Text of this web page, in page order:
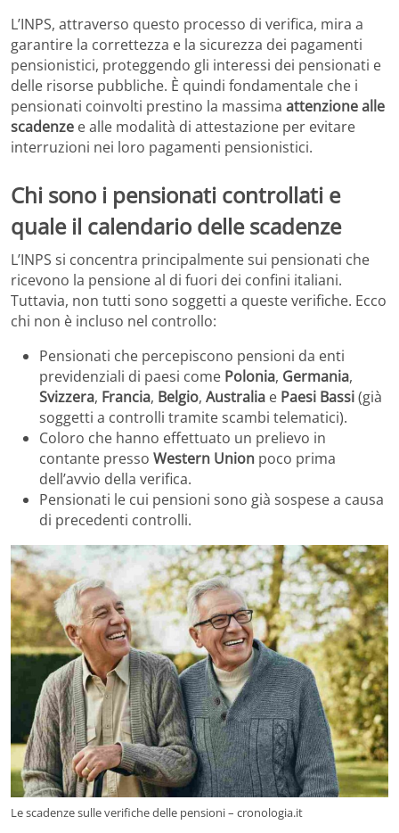
L’INPS, attraverso questo processo di verifica, mira a
garantire la correttezza e la sicurezza dei pagamenti
pensionistici, proteggendo gli interessi dei pensionati e
delle risorse pubbliche. È quindi fondamentale che i
pensionati coinvolti prestino la massima attenzione alle
scadenze e alle modalità di attestazione per evitare
interruzioni nei loro pagamenti pensionistici.
Chi sono i pensionati controllati e
quale il calendario delle scadenze
L’INPS si concentra principalmente sui pensionati che
ricevono la pensione al di fuori dei confini italiani.
Tuttavia, non tutti sono soggetti a queste verifiche. Ecco
chi non è incluso nel controllo:
Pensionati che percepiscono pensioni da enti
previdenziali di paesi come Polonia, Germania,
Svizzera, Francia, Belgio, Australia e Paesi Bassi(già
soggetti a controlli tramite scambi telematici).
Coloro che hanno effettuato un prelievo in
contante presso Western Union poco prima
dell’avvio della verifica.
Pensionati le cui pensioni sono già sospese a causa
di precedenti controlli.
Le scadenze sulle verifiche delle pensioni – cronologia.it